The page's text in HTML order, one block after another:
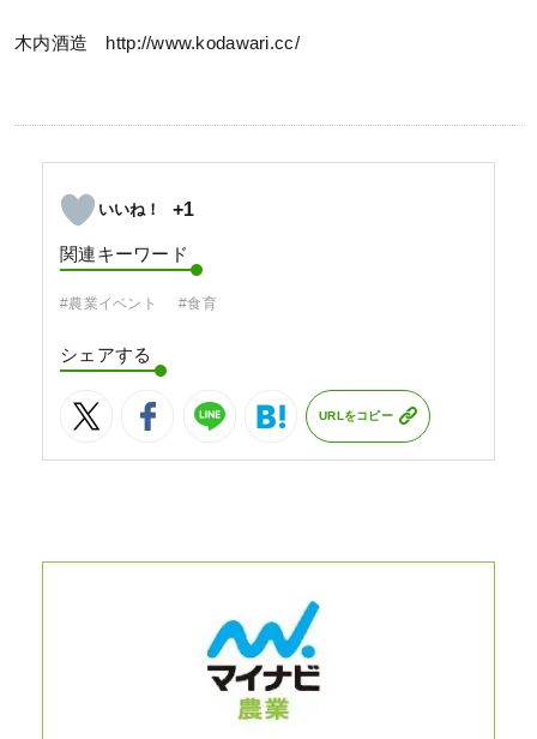
木内酒造 http://www.kodawari.cc/
+1
関連キーワード
#農業イベント #食育
シェアする
URLをコピー